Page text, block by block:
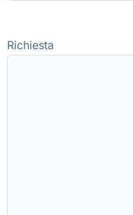
Richiesta